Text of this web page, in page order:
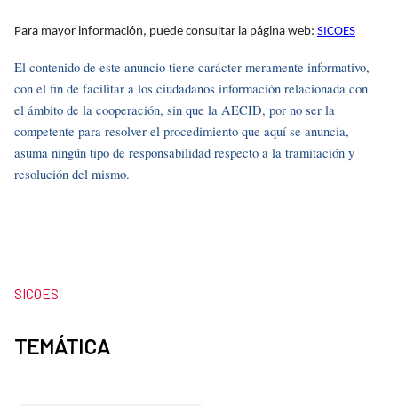
Para mayor información, puede consultar la página web: SICOES
El contenido de este anuncio tiene carácter meramente informativo,
con el fin de facilitar a los ciudadanos información relacionada con
el ámbito de la cooperación, sin que la AECID, por no ser la
competente para resolver el procedimiento que aquí se anuncia,
asuma ningún tipo de responsabilidad respecto a la tramitación y
resolución del mismo.
SICOES
TEMÁTICA